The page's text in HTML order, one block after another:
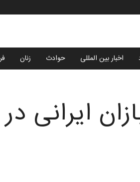
اخبار بین المللی حوادث زنان
ایرانى در